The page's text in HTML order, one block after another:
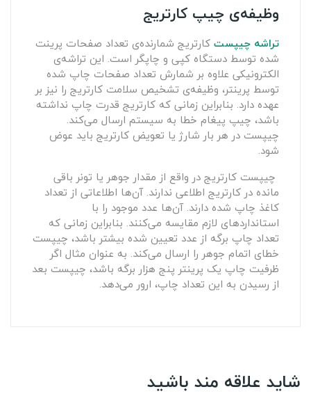
وظیفه‌ی چیپ کارتریج
تراشه چیپستکارتریج شمارنده‌ی تعداد صفحات پرینت
شده توسط دستگاه کپی و چاپگر است. این تراشه‌ی
الکترونیکی علاوه بر شمارش تعداد صفحات چاپ شده
توسط پرینتر، وظیفه‌ی تشخیص سلامت کارتریج را نیز بر
عهده دارد. بنابراین زمانی که کارتریج قدرت چاپ نداشته
باشد، چیپ پیغام خطا به سیستم ارسال می‌کند.
چیپست در هر بار شارژ یا تعویض کارتریج باید عوض
شود.
چیپست کارتریج در واقع از مقدار جوهر یا تونر باقی
مانده در کارتریج اطلاعی ندارند. آن‌ها اطلاعاتی از تعداد
کاغذ چاپ شده دارند. آن‌ها عدد موجود را با
استانداردهای لازم مقایسه می‌کنند. بنابراین زمانی که
تعداد چاپ برگه از عدد تعیین شده بیشتر باشد، چیپست
خطای اتمام جوهر را ارسال می‌کند. به عنوان مثال اگر
ظرفیت چاپ یک پرینتر پنج هزار برگه باشد، چیپست بعد
از رسیدن به این تعداد چاپ، ارور می‌دهد.
شاید علاقه مند باشید